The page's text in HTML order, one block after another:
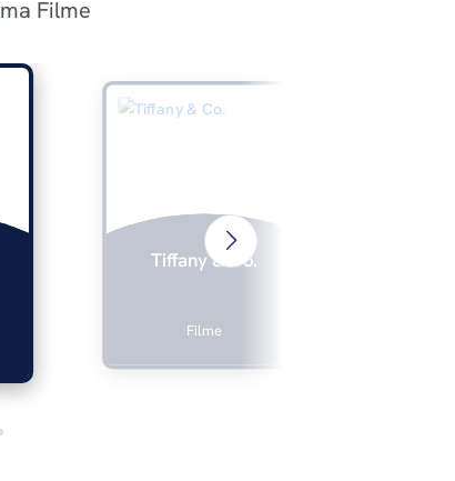
Filme
Tiffany & Co.
Filme